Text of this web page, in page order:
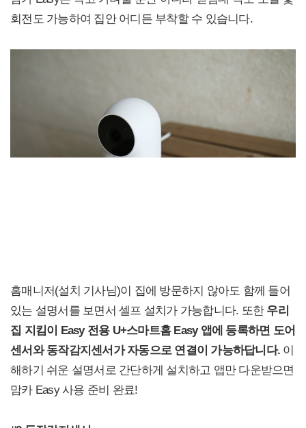
회전도 가능하여 집안 어디든 부착할 수 있습니다.
홈매니저(설치 기사님)이 집에 방문하지 않아도 함께 들어
있는 설명서를 보면서 셀프 설치가 가능합니다. 또한 우리
집 지킴이 Easy 전용 U+스마트홈 Easy 앱에 등록하면 도어
센서와 동작감지센서가 자동으로 연결이 가능하답니다. 이
해하기 쉬운 설명서로 간단하게 설치하고 앱만 다운받으면
맘카 Easy 사용 준비 완료!